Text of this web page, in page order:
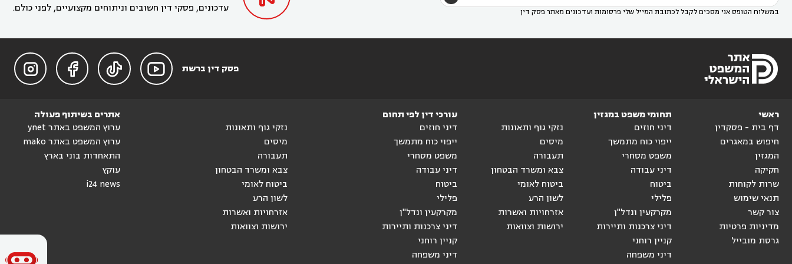
עדכונים, פסקי דין חשובים וניתוחים מקצועיים, לפני כולם.
במשלוח הטופס אני מסכים לקבל לכתובת המייל שלי פרסומות ועדכונים מאתר פסק דין
פסק דין ברשת 



ראשי
דף בית - פסקדין
חיפוש במאגרים
המגזין
חקיקה
שרות לקוחות
תנאי שימוש
צור קשר
מדיניות פרטיות
גרסת מובייל
תחומי משפט במגזין
דיני חוזים
ייפוי כוח מתמשך
משפט מסחרי
דיני עבודה
ביטוח
פלילי
מקרקעין ונדל"ן
דיני צרכנות ותיירות
קניין רוחני
דיני משפחה
נזקי גוף ותאונות
מיסים
תעבורה
צבא ומשרד הבטחון
ביטוח לאומי
לשון הרע
אזרחויות ואשרות
ירושות וצוואות
עורכי דין לפי תחום
דיני חוזים
ייפוי כוח מתמשך
משפט מסחרי
דיני עבודה
ביטוח
פלילי
מקרקעין ונדל"ן
דיני צרכנות ותיירות
קניין רוחני
דיני משפחה
נזקי גוף ותאונות
מיסים
תעבורה
צבא ומשרד הבטחון
ביטוח לאומי
לשון הרע
אזרחויות ואשרות
ירושות וצוואות
אתרים בשיתוף פעולה
ערוץ המשפט באתר ynet
ערוץ המשפט באתר mako
התאחדות בוני בארץ
עוקץ
i24 news